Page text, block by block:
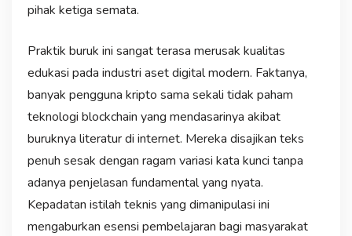
pihak ketiga semata.
Praktik buruk ini sangat terasa merusak kualitas
edukasi pada industri aset digital modern. Faktanya,
banyak pengguna kripto sama sekali tidak paham
teknologi blockchain yang mendasarinya akibat
buruknya literatur di internet. Mereka disajikan teks
penuh sesak dengan ragam variasi kata kunci tanpa
adanya penjelasan fundamental yang nyata.
Kepadatan istilah teknis yang dimanipulasi ini
mengaburkan esensi pembelajaran bagi masyarakat